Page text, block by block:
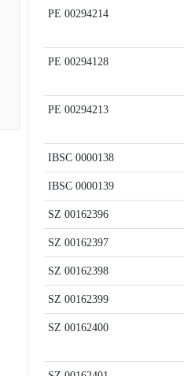
PE 00294214
PE 00294128
PE 00294213
IBSC 0000138
IBSC 0000139
SZ 00162396
SZ 00162397
SZ 00162398
SZ 00162399
SZ 00162400